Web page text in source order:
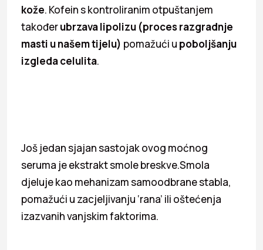
kože. Kofein s kontroliranim otpuštanjem
takođerubrzava lipolizu (proces razgradnje
masti u našem tijelu) pomažući u poboljšanju
izgleda celulita.
Još jedan sjajan sastojak ovog moćnog
seruma je ekstrakt smole breskve.Smola
djeluje kao mehanizam samoodbrane stabla,
pomažući u zacjeljivanju ‘rana’ ili oštećenja
izazvanih vanjskim faktorima.